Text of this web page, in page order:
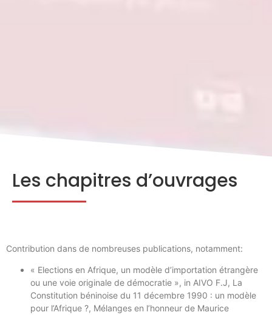
Les chapitres d’ouvrages
Contribution dans de nombreuses publications, notamment:
« Elections en Afrique, un modèle d’importation étrangère
ou une voie originale de démocratie », in AIVO F.J, La
Constitution béninoise du 11 décembre 1990 : un modèle
pour l’Afrique ?, Mélanges en l’honneur de Maurice